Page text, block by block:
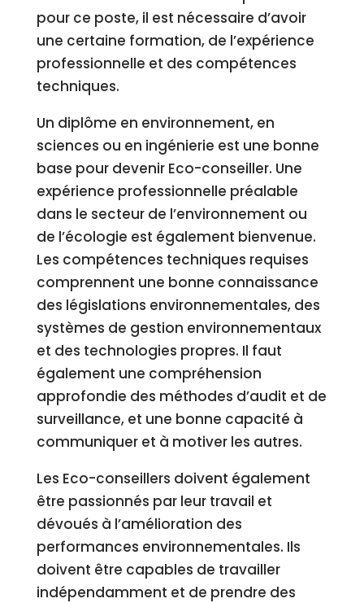
pour ce poste, il est nécessaire d’avoir
une certaine formation, de l’expérience
professionnelle et des compétences
techniques.
Un diplôme en environnement, en
sciences ou en ingénierie est une bonne
base pour devenir Eco-conseiller. Une
expérience professionnelle préalable
dans le secteur de l’environnement ou
de l’écologie est également bienvenue.
Les compétences techniques requises
comprennent une bonne connaissance
des législations environnementales, des
systèmes de gestion environnementaux
et des technologies propres. Il faut
également une compréhension
approfondie des méthodes d’audit et de
surveillance, et une bonne capacité à
communiquer et à motiver les autres.
Les Eco-conseillers doivent également
être passionnés par leur travail et
dévoués à l’amélioration des
performances environnementales. Ils
doivent être capables de travailler
indépendamment et de prendre des